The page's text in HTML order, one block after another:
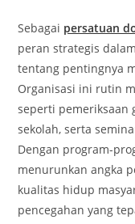
Sebagai persatuan
peran strategis
tentang pentingnya
Organisasi ini rutin
seperti pemeriksaan
sekolah, serta
Dengan program-
menurunkan angka
kualitas hidup
pencegahan yang